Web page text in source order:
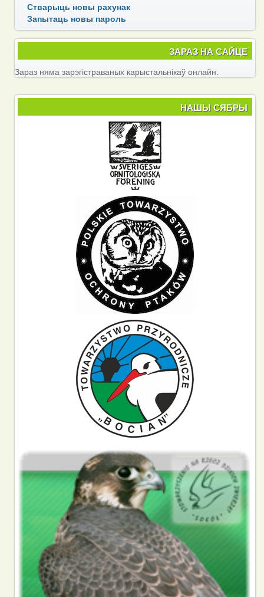
Стварыць новы рахунак
Запытаць новы пароль
ЗАРАЗ НА САЙЦЕ
Зараз няма зарэгістраваных карыстальнікаў онлайн.
НАШЫ СЯБРЫ